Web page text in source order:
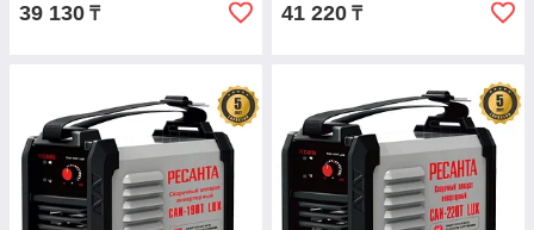
39 130 ₸ 41 220 ₸